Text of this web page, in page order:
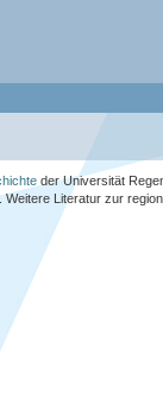
der Universität
. Weitere Literatur zur